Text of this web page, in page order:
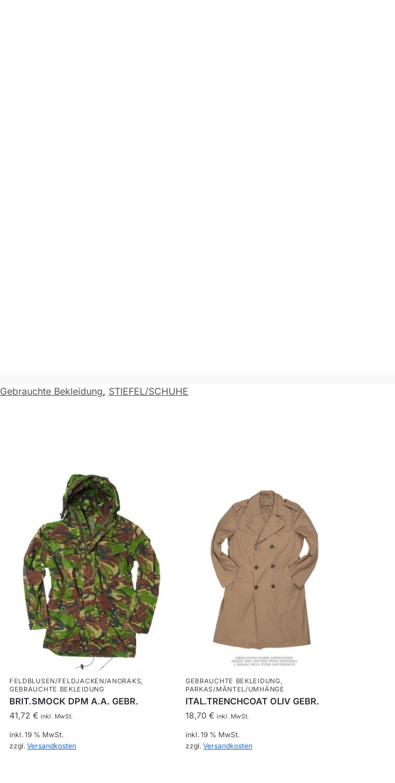
Gebrauchte Bekleidung, STIEFEL/SCHUHE
FELDBLUSEN/FELDJACKEN/ANORAKS,
GEBRAUCHTE BEKLEIDUNG
BRIT.SMOCK DPM A.A. GEBR.
41,72 € inkl. MwSt.
inkl. 19 % MwSt.
zzgl. Versandkosten
GEBRAUCHTE BEKLEIDUNG,
PARKAS/MÄNTEL/UMHÄNGE
ITAL.TRENCHCOAT OLIV GEBR.
18,70 € inkl. MwSt.
inkl. 19 % MwSt.
zzgl. Versandkosten